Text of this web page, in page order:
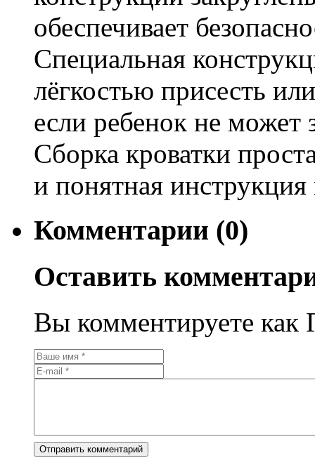
обеспечивает
Специальная
лёгкостью присесть
если ребенок не может
Сборка кроватки
и понятная инструкция
Комментарии (0)
Оставить
Вы комментируете как